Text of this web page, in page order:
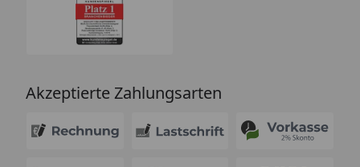
Akzeptierte Zahlungsarten